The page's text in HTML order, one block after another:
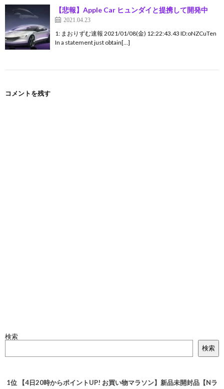
【悲報】Apple Car ヒュンダイと提携して開発中
2021.04.23
1: まおりずむ速報 2021/01/08(金) 12:22:43.43 ID:oNZCuTen
In a statement just obtain[…]
コメントを残す
検索
検索
1位
【4日20時からポイントUP! お買い物マラソン】新品未開封品【Nラ